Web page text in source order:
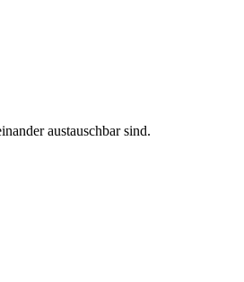
austauschbar sind.